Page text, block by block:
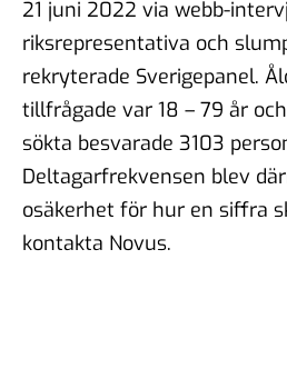
21 juni 2022 via webb-
riksrepresentativa och
rekryterade Sverigepanel.
tillfrågade var 18 – 79 år
sökta besvarade 3103
Deltagarfrekvensen blev
osäkerhet för hur en siffra
kontakta Novus.